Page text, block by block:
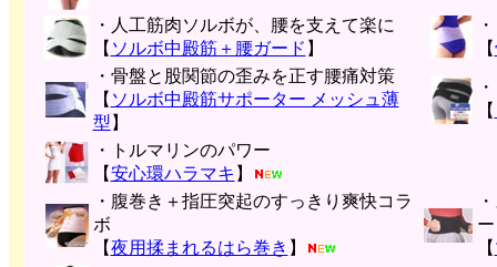
・人工筋肉ソルボが、腰を支えて楽に
【 ソルボ中殿筋＋腰ガード 】
【
・骨盤と股関節の歪みを正す腰痛対策
【 ソルボ中殿筋サポーター メッシュ薄
型 】
【
・トルマリンのパワー
【安心環ハラマキ 】
・腹巻き＋指圧突起のすっきり爽快コラ
ボ
【夜用揉まれるはら巻き 】
ー
【